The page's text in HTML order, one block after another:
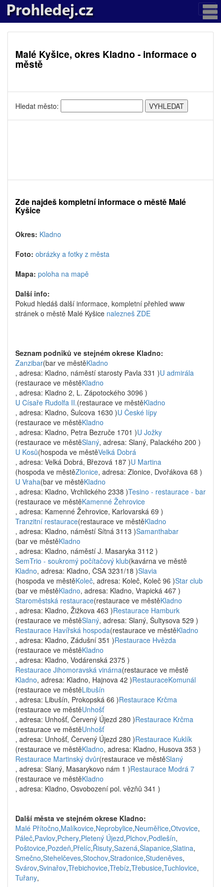
Malé Kyšice, okres Kladno - informace o
městě
Hledat město:
Zde najdeš kompletní informace o městě Malé
Kyšice
Okres: Kladno
Foto: obrázky a fotky z města
Mapa: poloha na mapě
Další info:
Pokud hledáš další informace, kompletní přehled www
stránek o městě Malé Kyšice nalezneš ZDE
Seznam podniků ve stejném okrese Kladno:
Zanzibar(bar ve městěKladno
, adresa: Kladno, náměstí starosty Pavla 331 )U admirála
(restaurace ve městěKladno
, adresa: Kladno 2, L. Zápotockého 3096 )
U Císaře Rudolfa II.(restaurace ve městěKladno
, adresa: Kladno, Šulcova 1630 )U České lípy
(restaurace ve městěKladno
, adresa: Kladno, Petra Bezruče 1701 )U Jožky
(restaurace ve městěSlaný, adresa: Slaný, Palackého 200 )
U Kosů(hospoda ve městěVelká Dobrá
, adresa: Velká Dobrá, Březová 187 )U Martina
(hospoda ve městěZlonice, adresa: Zlonice, Dvořákova 68 )
U Vraha(bar ve městěKladno
, adresa: Kladno, Vrchlického 2338 )Tesino - restaurace - bar
(restaurace ve městěKamenné Žehrovice
, adresa: Kamenné Žehrovice, Karlovarská 69 )
Tranzitní restaurace(restaurace ve městěKladno
, adresa: Kladno, náměstí Sítná 3113 )Samanthabar
(bar ve městěKladno
, adresa: Kladno, náměstí J. Masaryka 3112 )
SemTrio - soukromý počítačový klub(kavárna ve městě
Kladno, adresa: Kladno, ČSA 3231/18 )Slavia
(hospoda ve městěKoleč, adresa: Koleč, Koleč 96 )Star club
(bar ve městěKladno, adresa: Kladno, Vrapická 467 )
Staroměstská restaurace(restaurace ve městěKladno
, adresa: Kladno, Žižkova 463 )Restaurace Hamburk
(restaurace ve městěSlaný, adresa: Slaný, Šultysova 529 )
Restaurace Havířská hospoda(restaurace ve městěKladno
, adresa: Kladno, Zádušní 351 )Restaurace Hvězda
(restaurace ve městěKladno
, adresa: Kladno, Vodárenská 2375 )
Restaurace Jihomoravská vinárna(restaurace ve městě
Kladno, adresa: Kladno, Hajnova 42 )RestauraceKomunál
(restaurace ve městěLibušín
, adresa: Libušín, Prokopská 66 )Restaurace Krčma
(restaurace ve městěUnhošť
, adresa: Unhošť, Červený Újezd 280 )Restaurace Krčma
(restaurace ve městěUnhošť
, adresa: Unhošť, Červený Újezd 280 )Restaurace Kuklík
(restaurace ve městěKladno, adresa: Kladno, Husova 353 )
Restaurace Martinský dvůr(restaurace ve městěSlaný
, adresa: Slaný, Masarykovo nám 1 )Restaurace Modrá 7
(restaurace ve městěKladno
, adresa: Kladno, Osvobození pol. vězňů 341 )
Další města ve stejném okrese Kladno:
Malé Přítočno,Malíkovice,Neprobylice,Neuměřice,Otvovice,
Páleč,Pavlov,Pchery,Pletený Újezd,Plchov,Podlešín,
Poštovice,Pozdeň,Přelíc,Řisuty,Sazená,Šlapanice,Slatina,
Smečno,Stehelčeves,Stochov,Stradonice,Studeněves,
Svárov,Svinařov,Třebichovice,Třebíz,Třebusice,Tuchlovice,
Tuřany,